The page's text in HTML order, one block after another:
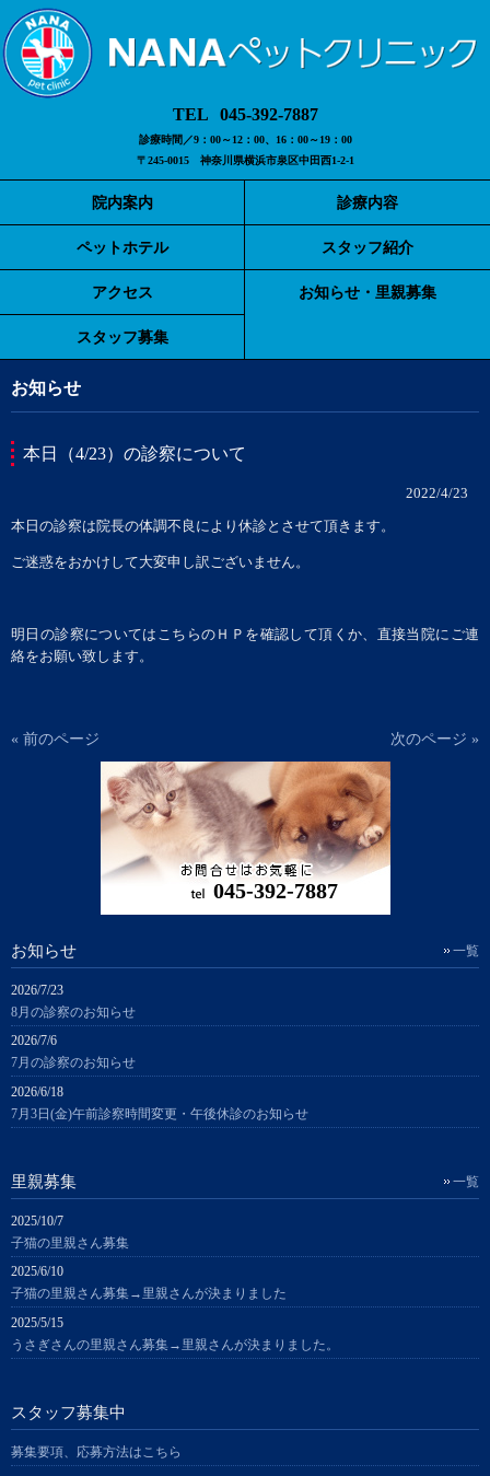
045-392-7887
診療時間／9：00～12：00、16：00～19：00
〒245-0015 神奈川県横浜市泉区中田西1-2-1
院内案内 診療内容
ペットホテル スタッフ紹介
アクセス お知らせ・里親募集
スタッフ募集
お知らせ
本日（4/23）の診察について
2022/4/23
本日の診察は院長の体調不良により休診とさせて頂きます。
ご迷惑をおかけして大変申し訳ございません。
明日の診察についてはこちらのＨＰを確認して頂くか、直接当院にご連
絡をお願い致します。
« 前のページ 次のページ »
045-392-7887
お知らせ 一覧
2026/7/23
8月の診察のお知らせ
2026/7/6
7月の診察のお知らせ
2026/6/18
7月3日(金)午前診察時間変更・午後休診のお知らせ
里親募集 一覧
2025/10/7
子猫の里親さん募集
2025/6/10
子猫の里親さん募集→里親さんが決まりました
2025/5/15
うさぎさんの里親さん募集→里親さんが決まりました。
スタッフ募集中
募集要項、応募方法はこちら